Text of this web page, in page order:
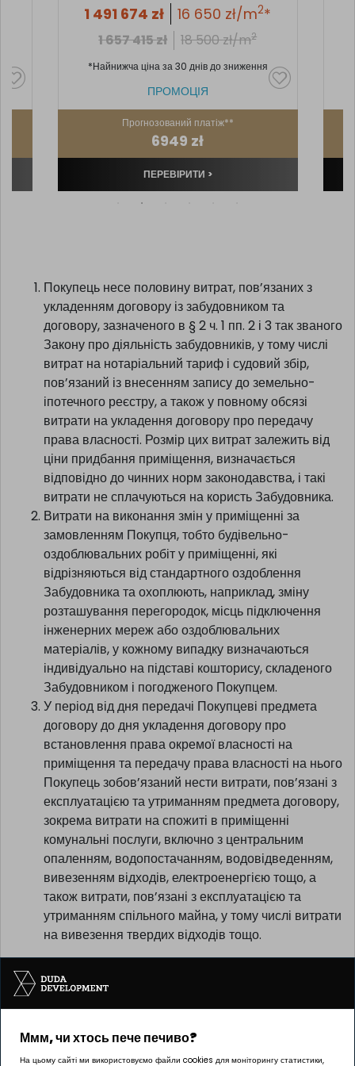
Ммм, чи хтось пече печиво?
На цьому сайті ми використовуємо файли cookies для моніторингу статистики,
1 491 674 zł 16 650 zł/m2*
1 657 415zł 18 500zł/m2
*Найнижча ціна за 30 днів до зниження
ПРОМОЦІЯ
Прогнозований платіж**
6949 zł
ПЕРЕВІРИТИ >
Покупець несе половину витрат, пов’язаних з
укладенням договору із забудовником та
договору, зазначеного в § 2 ч. 1 пп. 2 і 3 так званого
Закону про діяльність забудовників, у тому числі
витрат на нотаріальний тариф і судовий збір,
пов’язаний із внесенням запису до земельно-
іпотечного реєстру, а також у повному обсязі
витрати на укладення договору про передачу
права власності. Розмір цих витрат залежить від
ціни придбання приміщення, визначається
відповідно до чинних норм законодавства, і такі
витрати не сплачуються на користь Забудовника.
Витрати на виконання змін у приміщенні за
замовленням Покупця, тобто будівельно-
оздоблювальних робіт у приміщенні, які
відрізняються від стандартного оздоблення
Забудовника та охоплюють, наприклад, зміну
розташування перегородок, місць підключення
інженерних мереж або оздоблювальних
матеріалів, у кожному випадку визначаються
індивідуально на підставі кошторису, складеного
Забудовником і погодженого Покупцем.
У період від дня передачі Покупцеві предмета
договору до дня укладення договору про
встановлення права окремої власності на
приміщення та передачу права власності на нього
Покупець зобов’язаний нести витрати, пов’язані з
експлуатацією та утриманням предмета договору,
зокрема витрати на спожиті в приміщенні
комунальні послуги, включно з центральним
опаленням, водопостачанням, водовідведенням,
вивезенням відходів, електроенергією тощо, а
також витрати, пов’язані з експлуатацією та
утриманням спільного майна, у тому числі витрати
на вивезення твердих відходів тощо.
Інвестицію реалізує компанія Pułaskiego 19 sp. z o.o.